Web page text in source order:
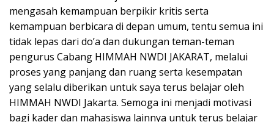
mengasah kemampuan berpikir kritis serta
kemampuan berbicara di depan umum, tentu semua ini
tidak lepas dari do’a dan dukungan teman-teman
pengurus Cabang HIMMAH NWDI JAKARAT, melalui
proses yang panjang dan ruang serta kesempatan
yang selalu diberikan untuk saya terus belajar oleh
HIMMAH NWDI Jakarta. Semoga ini menjadi motivasi
bagi kader dan mahasiswa lainnya untuk terus belajar